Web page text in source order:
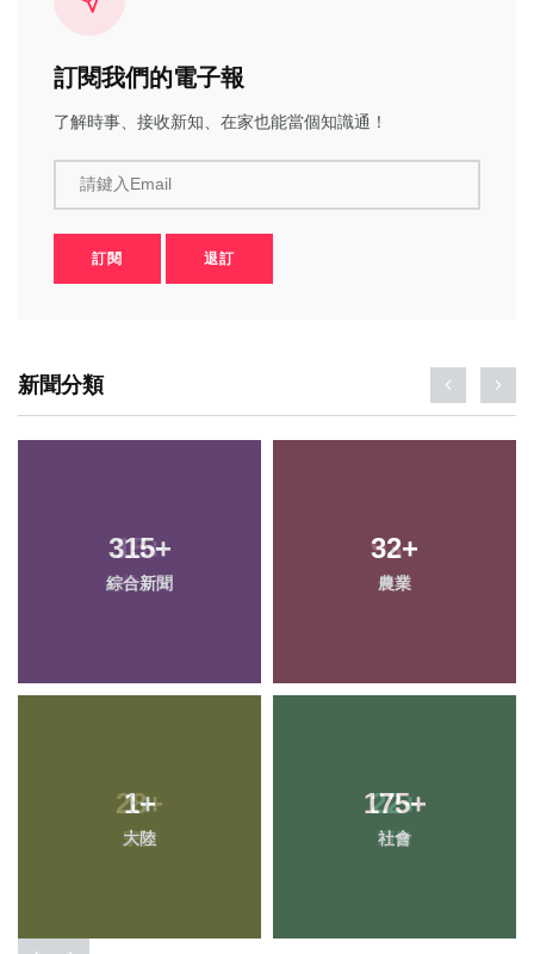
訂閱我們的電子報
了解時事、接收新知、在家也能當個知識通！
請鍵入Email
訂閱 退訂
新聞分類
315+
綜合新聞
32+
農業
1+
大陸
175+
社會